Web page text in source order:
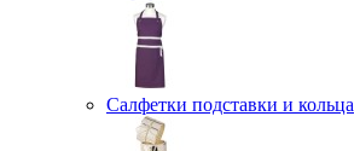
Салфетки подставки и кольца